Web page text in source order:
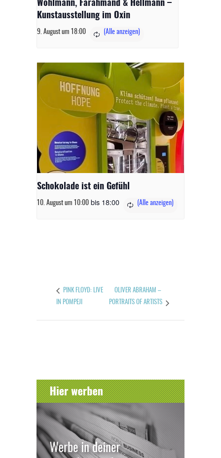
Wohlmann, Farahmand & Hellmann –
Kunstausstellung im Oxin
9. August um 18:00
Schokolade ist ein Gefühl
10. August um 10:00 bis 18:00
PINK FLOYD: LIVE
IN POMPEJI
OLIVER ABRAHAM –
PORTRAITS OF ARTISTS